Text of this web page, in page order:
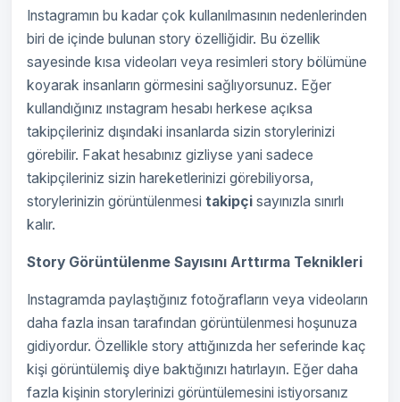
Instagramın bu kadar çok kullanılmasının nedenlerinden
biri de içinde bulunan story özelliğidir. Bu özellik
sayesinde kısa videoları veya resimleri story bölümüne
koyarak insanların görmesini sağlıyorsunuz. Eğer
kullandığınız ınstagram hesabı herkese açıksa
takipçileriniz dışındaki insanlarda sizin storylerinizi
görebilir. Fakat hesabınız gizliyse yani sadece
takipçileriniz sizin hareketlerinizi görebiliyorsa,
storylerinizin görüntülenmesi takipçisayınızla sınırlı
kalır.
Story Görüntülenme Sayısını Arttırma Teknikleri
Instagramda paylaştığınız fotoğrafların veya videoların
daha fazla insan tarafından görüntülenmesi hoşunuza
gidiyordur. Özellikle story attığınızda her seferinde kaç
kişi görüntülemiş diye baktığınızı hatırlayın. Eğer daha
fazla kişinin storylerinizi görüntülemesini istiyorsanız